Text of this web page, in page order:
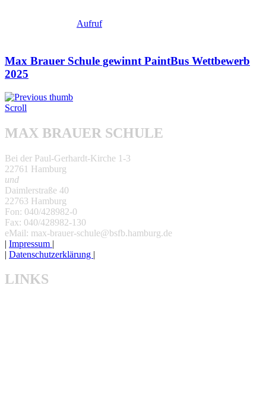
Aufruf
Max Brauer Schule gewinnt PaintBus Wettbewerb
2025
Scroll
MAX BRAUER SCHULE
Bei der Paul-Gerhardt-Kirche 1-3
22761 Hamburg
und
Daimlerstraße 40
22763 Hamburg
Fon: 040/428982-0
Fax: 040/428982-130
eMail: max-brauer-schule@bsfb.hamburg.de
| Impressum |
| Datenschutzerklärung |
LINKS